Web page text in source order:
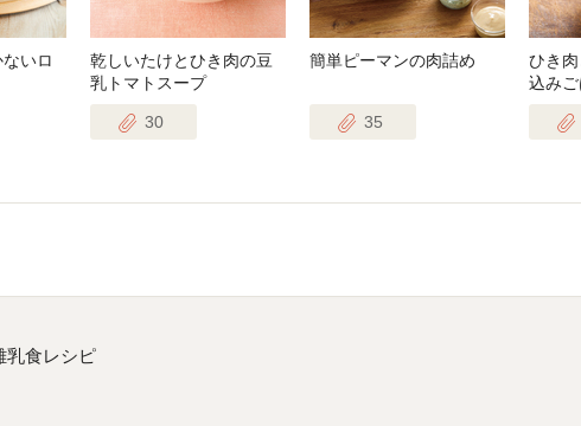
いロ
乾しいたけとひき肉の豆
乳トマトスープ
30
簡単ピーマンの肉詰め
35
ひき
込み
乳食レシピ